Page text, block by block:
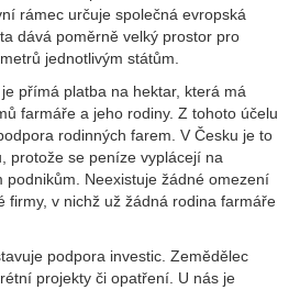
rámec určuje společná evropská
dává poměrně velký prostor pro
jednotlivým státům.
přímá platba na hektar, která má
farmáře a jeho rodiny. Z tohoto účelu
rodinných farem. V Česku je to
protože se peníze vyplácejí na
podnikům. Neexistuje žádné omezení
firmy, v nichž už žádná rodina farmáře
podpora investic. Zemědělec
projekty či opatření. U nás je